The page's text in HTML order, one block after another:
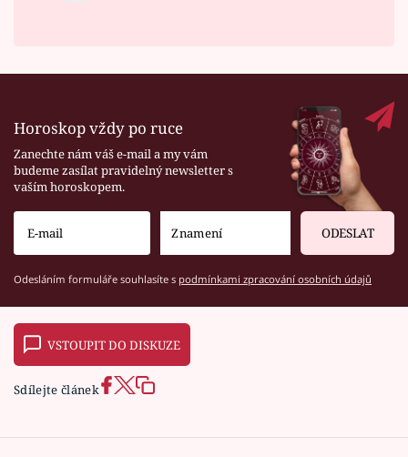
Horoskop vždy po ruce
Zanechte nám váš e-mail a my vám
budeme zasílat pravidelný newsletter s
vaším horoskopem.
ODESLAT
Odesláním formuláře souhlasíte s podmínkami zpracování osobních údajů
VSTOUPIT DO DISKUZE
Sdílejte článek